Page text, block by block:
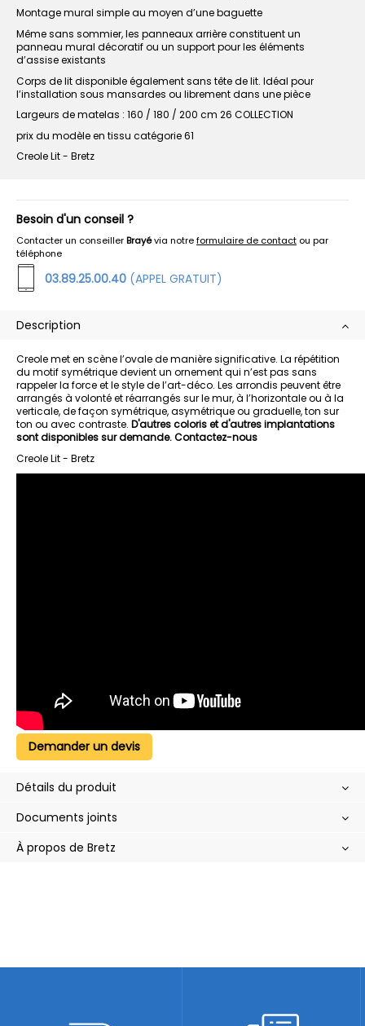
Montage mural simple au moyen d’une baguette
Même sans sommier, les panneaux arrière constituent un
panneau mural décoratif ou un support pour les éléments
d’assise existants
Corps de lit disponible également sans tête de lit. Idéal pour
l’installation sous mansardes ou librement dans une pièce
Largeurs de matelas : 160 / 180 / 200 cm 26 COLLECTION
prix du modèle en tissu catégorie 61
Creole Lit - Bretz
Besoin d'un conseil ?
Contacter un conseillerBrayévia notreformulaire de contact ou par
téléphone
03.89.25.00.40 (APPEL GRATUIT)
Description
Creole met en scène l’ovale de manière significative. La répétition
du motif symétrique devient un ornement qui n’est pas sans
rappeler la force et le style de l’art-déco. Les arrondis peuvent être
arrangés à volonté et réarrangés sur le mur, à l’horizontale ou à la
verticale, de façon symétrique, asymétrique ou graduelle, ton sur
ton ou avec contraste. D'autres coloris et d'autres implantations
sont disponibles sur demande. Contactez-nous
Creole Lit - Bretz
Demander un devis
Détails du produit
Documents joints
À propos de Bretz